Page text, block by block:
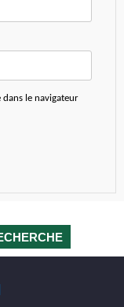
le navigateur